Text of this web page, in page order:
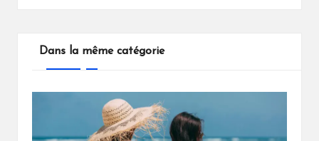
Dans la même catégorie